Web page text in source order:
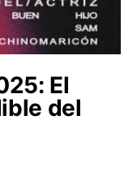
El
del